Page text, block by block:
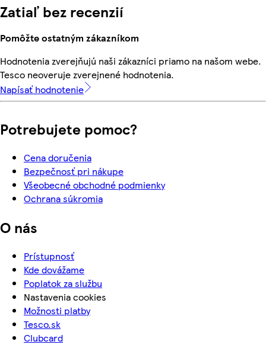
Zatiaľ bez recenzií
Pomôžte ostatným zákazníkom
Hodnotenia zverejňujú naši zákazníci priamo na našom webe.
Tesco neoveruje zverejnené hodnotenia.
Napísať hodnotenie
Potrebujete pomoc?
Cena doručenia
Bezpečnosť pri nákupe
Všeobecné obchodné podmienky
Ochrana súkromia
O nás
Prístupnosť
Kde dovážame
Poplatok za službu
Nastavenia cookies
Možnosti platby
Tesco.sk
Clubcard